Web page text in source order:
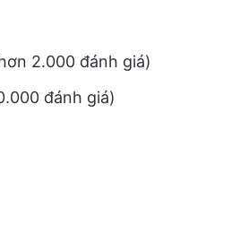
2.000 đánh giá)
đánh giá)